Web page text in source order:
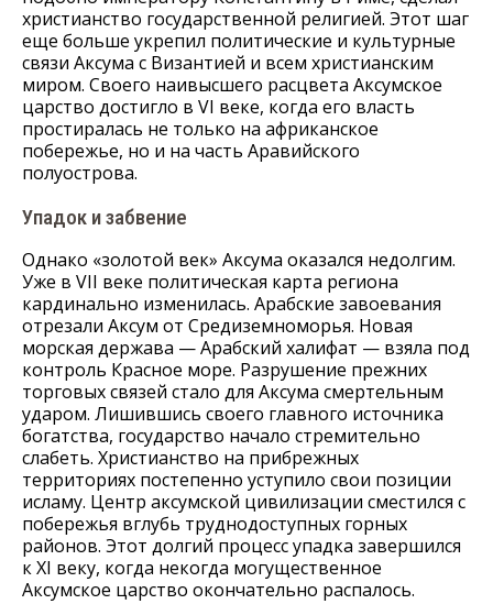
христианство государственной религией. Этот шаг
еще больше укрепил политические и культурные
связи Аксума с Византией и всем христианским
миром. Своего наивысшего расцвета Аксумское
царство достигло в VI веке, когда его власть
простиралась не только на африканское
побережье, но и на часть Аравийского
полуострова.
Упадок и забвение
Однако «золотой век» Аксума оказался недолгим.
Уже в VII веке политическая карта региона
кардинально изменилась. Арабские завоевания
отрезали Аксум от Средиземноморья. Новая
морская держава — Арабский халифат — взяла под
контроль Красное море. Разрушение прежних
торговых связей стало для Аксума смертельным
ударом. Лишившись своего главного источника
богатства, государство начало стремительно
слабеть. Христианство на прибрежных
территориях постепенно уступило свои позиции
исламу. Центр аксумской цивилизации сместился с
побережья вглубь труднодоступных горных
районов. Этот долгий процесс упадка завершился
к XI веку, когда некогда могущественное
Аксумское царство окончательно распалось.